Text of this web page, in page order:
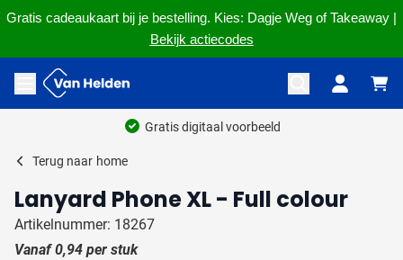
Gratis cadeaukaart bij je bestelling. Kies: Dagje Weg of Takeaway |
Bekijk actiecodes
Ga naar de inhoud
Menu openen
Gratis digitaal voorbeeld
Terug naar home
Lanyard Phone XL - Full colour
Artikelnummer: 18267
Vanaf0,94 per stuk